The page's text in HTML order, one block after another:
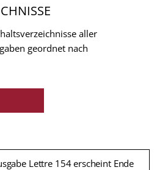
aller
geordnet nach
Lettre 154 erscheint Ende